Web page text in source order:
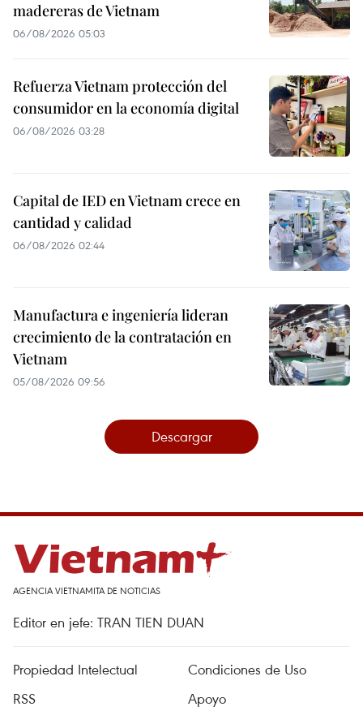
madereras de Vietnam
06/08/2026 05:03
Refuerza Vietnam protección del
consumidor en la economía digital
06/08/2026 03:28
Capital de IED en Vietnam crece en
cantidad y calidad
06/08/2026 02:44
Manufactura e ingeniería lideran
crecimiento de la contratación en
Vietnam
05/08/2026 09:56
Descargar
AGENCIA VIETNAMITA DE NOTICIAS
Editor en jefe: TRAN TIEN DUAN
Propiedad Intelectual
Condiciones de Uso
RSS
Apoyo